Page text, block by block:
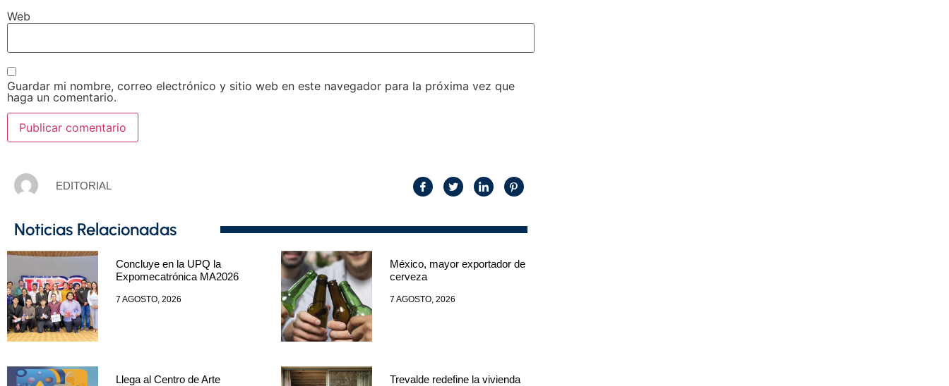
Web
Guardar mi nombre, correo electrónico y sitio web en este navegador para la próxima vez que
haga un comentario.
EDITORIAL
Noticias Relacionadas
Concluye en la UPQ la
Expomecatrónica MA2026
7 AGOSTO, 2026
México, mayor exportador de
cerveza
7 AGOSTO, 2026
Llega al Centro de Arte
Trevalde redefine la vivienda